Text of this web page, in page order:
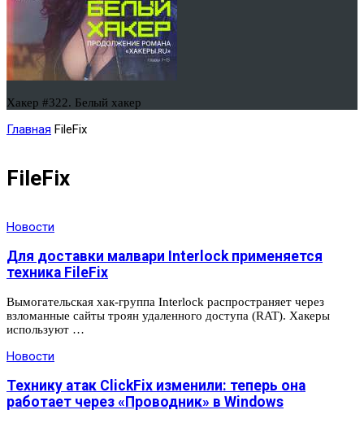
Хакер #322. Белый хакер
Главная FileFix
FileFix
Новости
Для доставки малвари Interlock применяется
техника FileFix
Вымогательская хак-группа Interlock распространяет через
взломанные сайты троян удаленного доступа (RAT). Хакеры
используют …
Новости
Технику атак ClickFix изменили: теперь она
работает через «Проводник» в Windows